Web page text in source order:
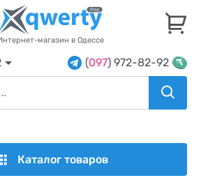
магазин в Одессе
(097) 972-82-92
Каталог товаров